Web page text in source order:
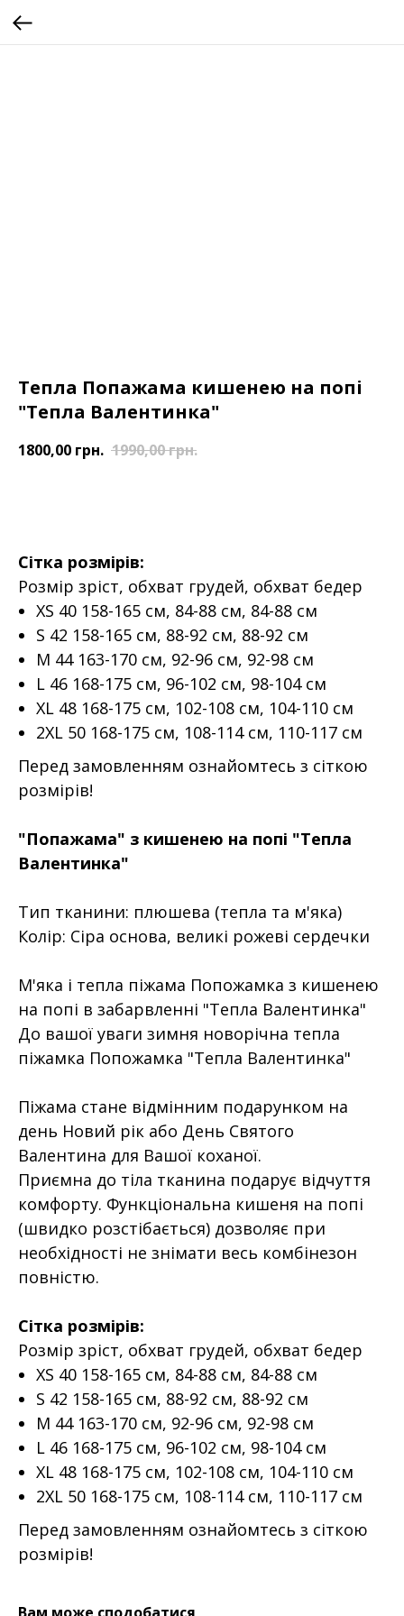
Тепла Попажама кишенею на попі
"Тепла Валентинка"
1800,00 грн. 1990,00грн.
Сітка розмірів:
Розмір зріст, обхват грудей, обхват бедер
XS 40 158-165 см, 84-88 см, 84-88 см
S 42 158-165 см, 88-92 см, 88-92 см
M 44 163-170 см, 92-96 см, 92-98 см
L 46 168-175 см, 96-102 см, 98-104 см
XL 48 168-175 см, 102-108 см, 104-110 см
2XL 50 168-175 см, 108-114 см, 110-117 см
Перед замовленням ознайомтесь з сіткою
розмірів!
"Попажама" з кишенею на попі "Тепла
Валентинка"
Тип тканини: плюшева (тепла та м'яка)
Колір: Сіра основа, великі рожеві сердечки
М'яка і тепла піжама Попожамка з кишенею
на попі в забарвленні "Тепла Валентинка"
До вашої уваги зимня новорічна тепла
піжамка Попожамка "Тепла Валентинка"
Піжама стане відмінним подарунком на
день Новий рік або День Святого
Валентина для Вашої коханої.
Приємна до тіла тканина подарує відчуття
комфорту. Функціональна кишеня на попі
(швидко розстібається) дозволяє при
необхідності не знімати весь комбінезон
повністю.
Сітка розмірів:
Розмір зріст, обхват грудей, обхват бедер
XS 40 158-165 см, 84-88 см, 84-88 см
S 42 158-165 см, 88-92 см, 88-92 см
M 44 163-170 см, 92-96 см, 92-98 см
L 46 168-175 см, 96-102 см, 98-104 см
XL 48 168-175 см, 102-108 см, 104-110 см
2XL 50 168-175 см, 108-114 см, 110-117 см
Перед замовленням ознайомтесь з сіткою
розмірів!